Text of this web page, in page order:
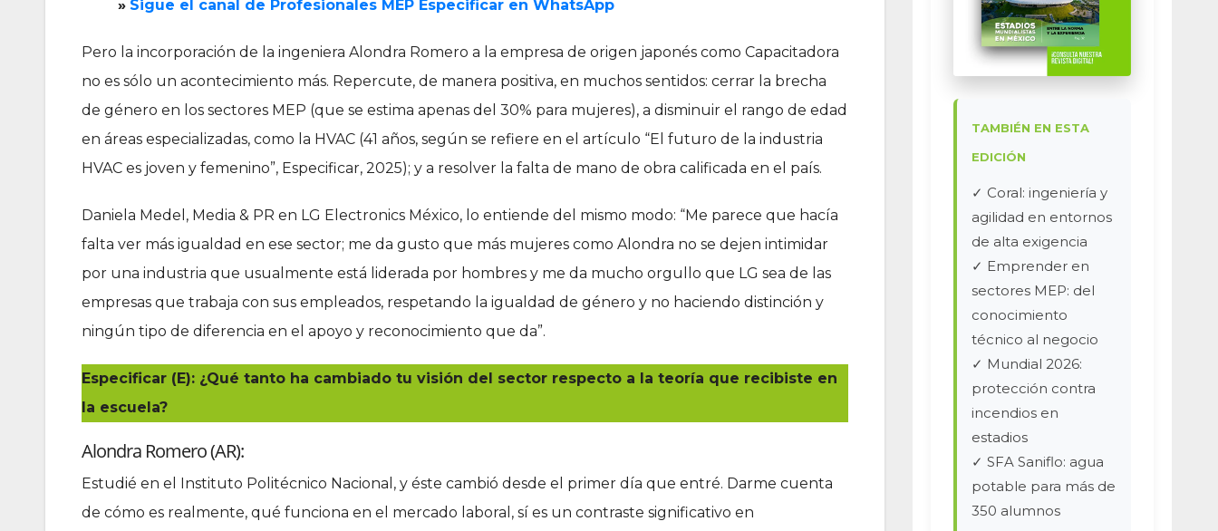
» ‎Sigue el canal de Profesionales MEP Especificar en WhatsApp
Pero la incorporación de la ingeniera Alondra Romero a la empresa de origen japonés como Capacitadora
no es sólo un acontecimiento más. Repercute, de manera positiva, en muchos sentidos: cerrar la brecha
de género en los sectores MEP (que se estima apenas del 30% para mujeres), a disminuir el rango de edad
en áreas especializadas, como la HVAC (41 años, según se refiere en el artículo “El futuro de la industria
HVAC es joven y femenino”, Especificar, 2025); y a resolver la falta de mano de obra calificada en el país.
Daniela Medel, Media & PR en LG Electronics México, lo entiende del mismo modo: “Me parece que hacía
falta ver más igualdad en ese sector; me da gusto que más mujeres como Alondra no se dejen intimidar
por una industria que usualmente está liderada por hombres y me da mucho orgullo que LG sea de las
empresas que trabaja con sus empleados, respetando la igualdad de género y no haciendo distinción y
ningún tipo de diferencia en el apoyo y reconocimiento que da”.
Especificar (E): ¿Qué tanto ha cambiado tu visión del sector respecto a la teoría que recibiste en
la escuela?
Alondra Romero (AR):
Estudié en el Instituto Politécnico Nacional, y éste cambió desde el primer día que entré. Darme cuenta
de cómo es realmente, qué funciona en el mercado laboral, sí es un contraste significativo en
TAMBIÉN EN ESTA
EDICIÓN
✓ Coral: ingeniería y
agilidad en entornos
de alta exigencia
✓ Emprender en
sectores MEP: del
conocimiento
técnico al negocio
✓ Mundial 2026:
protección contra
incendios en
estadios
✓ SFA Saniflo: agua
potable para más de
350 alumnos